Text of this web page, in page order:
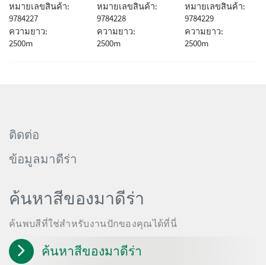
หมายเลขสินค้า:
9784227
ความยาว:
2500m
หมายเลขสินค้า:
9784228
ความยาว:
2500m
หมายเลขสินค้า:
9784229
ความยาว:
2500m
ติดต่อ
ข้อมูลมาดีร่า
ค้นหาสีของมาดีร่า
ค้นพบสีที่ใช่สำหรับงานปักของคุณได้ที่นี่
ค้นหาสีของมาดีร่า